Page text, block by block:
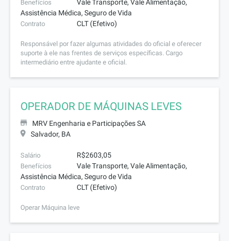
Benefícios
Vale Transporte, Vale Alimentação,
Assistência Médica, Seguro de Vida
Contrato CLT (Efetivo)
Responsável por fazer algumas atividades do oficial e oferecer
suporte à ele nas frentes de serviços específicas. Cargo
intermediário entre ajudante e oficial.
OPERADOR DE MÁQUINAS LEVES
MRV Engenharia e Participações SA
Salvador, BA
Salário R$2603,05
Benefícios
Vale Transporte, Vale Alimentação,
Assistência Médica, Seguro de Vida
Contrato CLT (Efetivo)
Operar Máquina leve